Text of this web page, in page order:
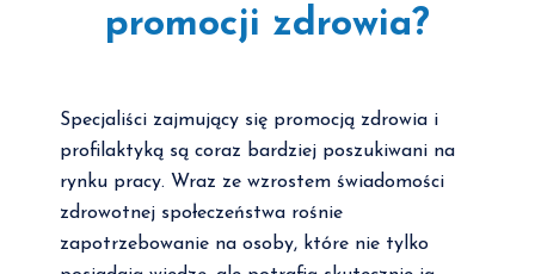
promocji zdrowia?
Specjaliści zajmujący się promocją zdrowia i
profilaktyką są coraz bardziej poszukiwani na
rynku pracy. Wraz ze wzrostem świadomości
zdrowotnej społeczeństwa rośnie
zapotrzebowanie na osoby, które nie tylko